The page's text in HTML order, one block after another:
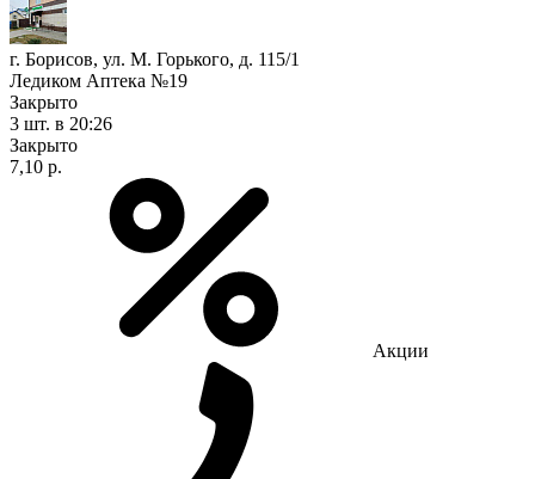
г. Борисов, ул. М. Горького, д. 115/1
Ледиком Аптека №19
Закрыто
3 шт. в 20:26
Закрыто
7,10 р.
Акции